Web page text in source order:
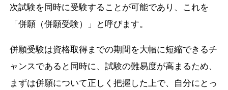
次試験を同時に受験することが可能であり、これを
「併願（併願受験）」と呼びます。
併願受験は資格取得までの期間を大幅に短縮できるチ
ャンスであると同時に、試験の難易度が高まるため、
まずは併願について正しく把握した上で、自分にとっ